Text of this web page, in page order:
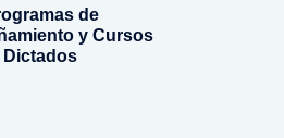
de
y Cursos
Dictados